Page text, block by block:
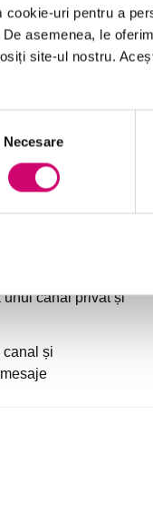
cookie-uri pentru a
asemenea, le
site-ul nostru.
Necesare
din cursul
și a
pentru crearea
rolurilor
privat și fixarea
canal privat și
canal și